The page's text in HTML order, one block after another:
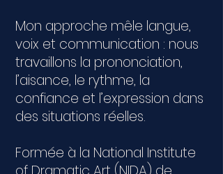
Mon approche mêle langue,
voix et communication : nous
travaillons la prononciation,
l’aisance, le rythme, la
confiance et l’expression dans
des situations réelles.
Formée à la National Institute